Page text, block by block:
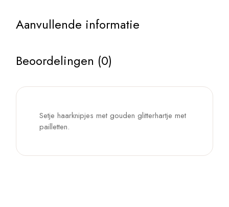
Aanvullende informatie
Beoordelingen (0)
Setje haarknipjes met gouden glitterhartje met
pailletten.